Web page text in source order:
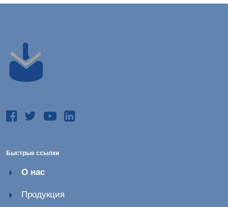
Быстрые ссылки
О нас
Продукция